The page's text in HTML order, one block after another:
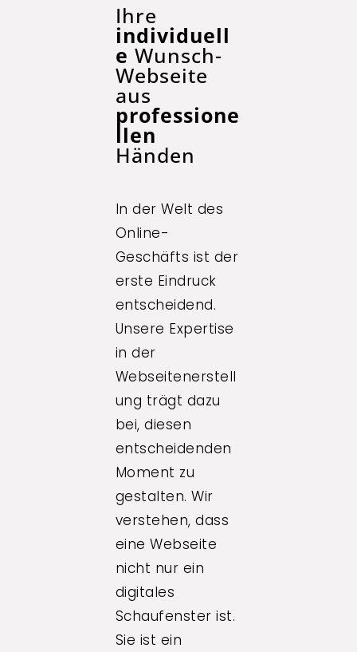
Ihre
individuell
e Wunsch-
Webseite
aus
professione
llen
Händen
In der Welt des
Online-
Geschäfts ist der
erste Eindruck
entscheidend.
Unsere Expertise
in der
Webseitenerstell
ung trägt dazu
bei, diesen
entscheidenden
Moment zu
gestalten. Wir
verstehen, dass
eine Webseite
nicht nur ein
digitales
Schaufenster ist.
Sie ist ein